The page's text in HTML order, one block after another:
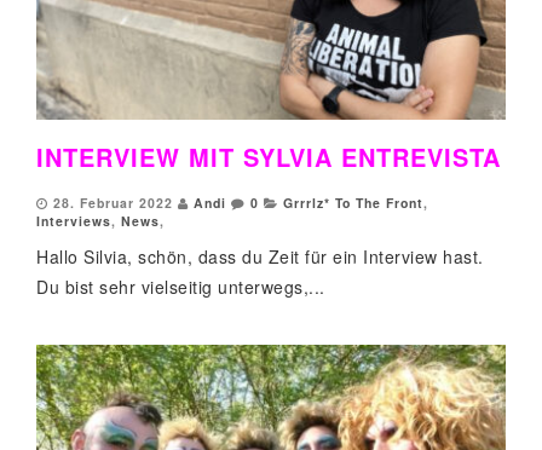
INTERVIEW MIT SYLVIA ENTREVISTA
28. Februar 2022 Andi 0 Grrrlz* To The Front,
Interviews, News,
Hallo Silvia, schön, dass du Zeit für ein Interview hast.
Du bist sehr vielseitig unterwegs,...